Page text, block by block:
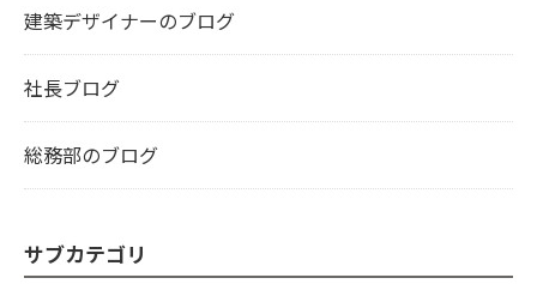
建築デザイナーのブログ
社長ブログ
総務部のブログ
サブカテゴリ